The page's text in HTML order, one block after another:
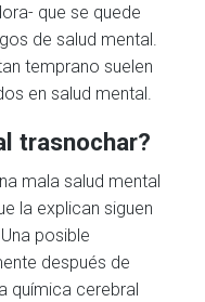
que se quede
de salud mental.
temprano suelen
en salud mental.
trasnochar?
mala salud mental
la explican siguen
posible
después de
química cerebral